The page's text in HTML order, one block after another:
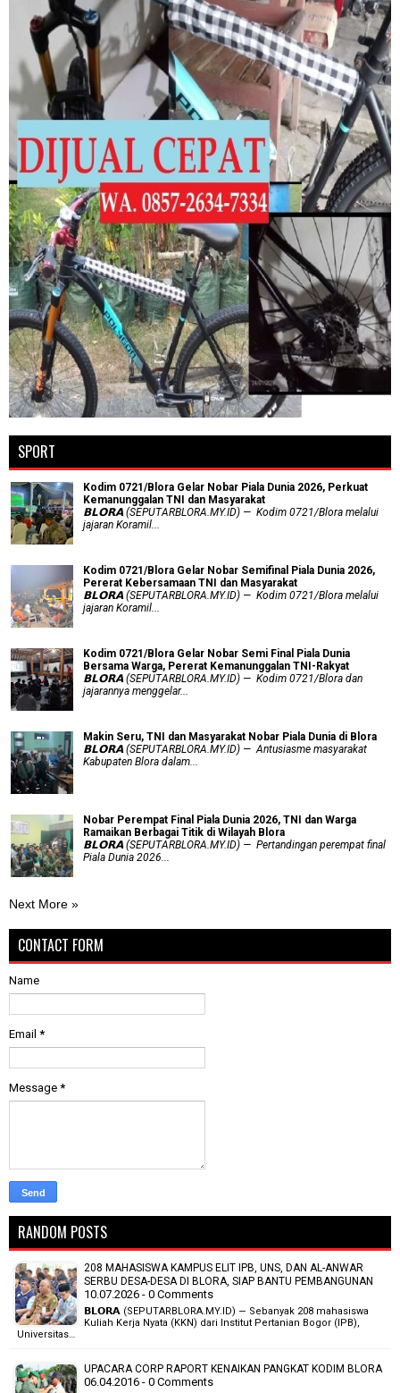
SPORT
Kodim 0721/Blora Gelar Nobar Piala Dunia 2026, Perkuat
Kemanunggalan TNI dan Masyarakat
𝗕𝗟𝗢𝗥𝗔 (SEPUTARBLORA.MY.ID) — Kodim 0721/Blora melalui
jajaran Koramil...
Kodim 0721/Blora Gelar Nobar Semifinal Piala Dunia 2026,
Pererat Kebersamaan TNI dan Masyarakat
𝗕𝗟𝗢𝗥𝗔 (SEPUTARBLORA.MY.ID) — Kodim 0721/Blora melalui
jajaran Koramil...
Kodim 0721/Blora Gelar Nobar Semi Final Piala Dunia
Bersama Warga, Pererat Kemanunggalan TNI-Rakyat
𝗕𝗟𝗢𝗥𝗔 (SEPUTARBLORA.MY.ID) — Kodim 0721/Blora dan
jajarannya menggelar...
Makin Seru, TNI dan Masyarakat Nobar Piala Dunia di Blora
𝗕𝗟𝗢𝗥𝗔 (SEPUTARBLORA.MY.ID) — Antusiasme masyarakat
Kabupaten Blora dalam...
Nobar Perempat Final Piala Dunia 2026, TNI dan Warga
Ramaikan Berbagai Titik di Wilayah Blora
𝗕𝗟𝗢𝗥𝗔 (SEPUTARBLORA.MY.ID) — Pertandingan perempat final
Piala Dunia 2026...
Next More »
CONTACT FORM
Name
Email *
Message *
RANDOM POSTS
208 MAHASISWA KAMPUS ELIT IPB, UNS, DAN AL-ANWAR
SERBU DESA-DESA DI BLORA, SIAP BANTU PEMBANGUNAN
10.07.2026 - 0 Comments
𝗕𝗟𝗢𝗥𝗔 (SEPUTARBLORA.MY.ID) — Sebanyak 208 mahasiswa
Kuliah Kerja Nyata (KKN) dari Institut Pertanian Bogor (IPB),
Universitas…
UPACARA CORP RAPORT KENAIKAN PANGKAT KODIM BLORA
06.04.2016 - 0 Comments